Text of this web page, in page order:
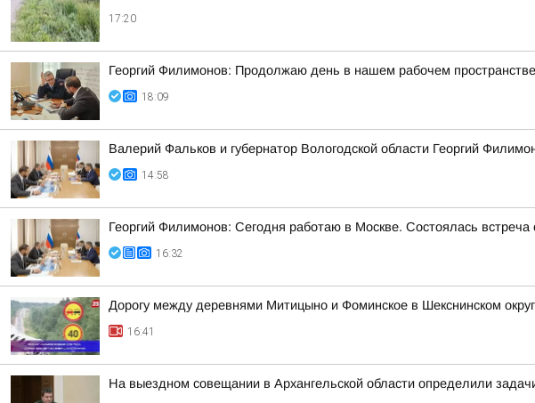
17:20
Георгий Филимонов: Продолжаю день в нашем рабочем
18:09
Валерий Фальков и губернатор Вологодской области Георгий
14:58
Георгий Филимонов: Сегодня работаю в Москве. Состоялась
16:32
Дорогу между деревнями Митицыно и Фоминское в Шекснинском
16:41
На выездном совещании в Архангельской области определили